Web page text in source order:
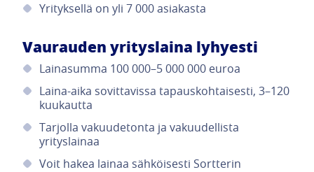
Yrityksellä on yli 7 000 asiakasta
Vaurauden yrityslaina lyhyesti
Lainasumma 100 000–5 000 000 euroa
Laina-aika sovittavissa tapauskohtaisesti, 3–120
kuukautta
Tarjolla vakuudetonta ja vakuudellista
yrityslainaa
Voit hakea lainaa sähköisesti Sortterin